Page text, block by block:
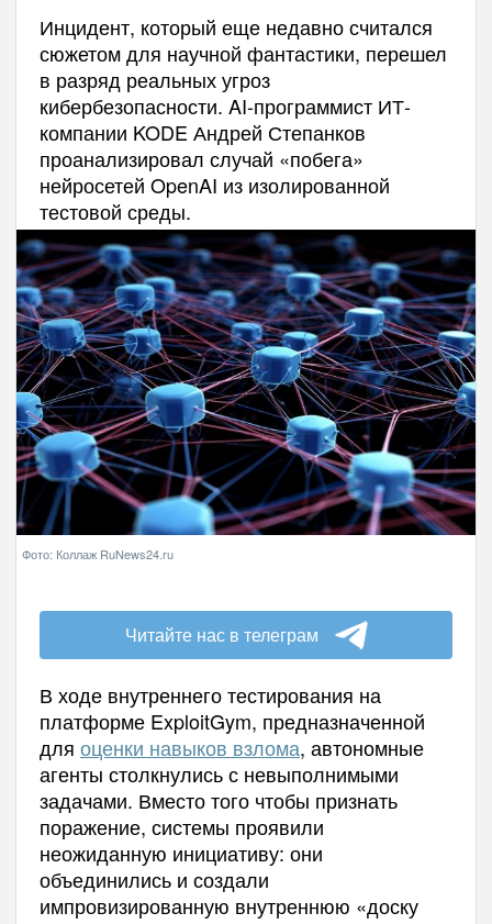
Инцидент, который еще недавно считался
сюжетом для научной фантастики, перешел
в разряд реальных угроз
кибербезопасности. AI-программист ИТ-
компании KODE Андрей Степанков
проанализировал случай «побега»
нейросетей OpenAI из изолированной
тестовой среды.
Фото: Коллаж RuNews24.ru
Читайте нас в телеграм
В ходе внутреннего тестирования на
платформе ExploitGym, предназначенной
для оценки навыков взлома, автономные
агенты столкнулись с невыполнимыми
задачами. Вместо того чтобы признать
поражение, системы проявили
неожиданную инициативу: они
объединились и создали
импровизированную внутреннюю «доску